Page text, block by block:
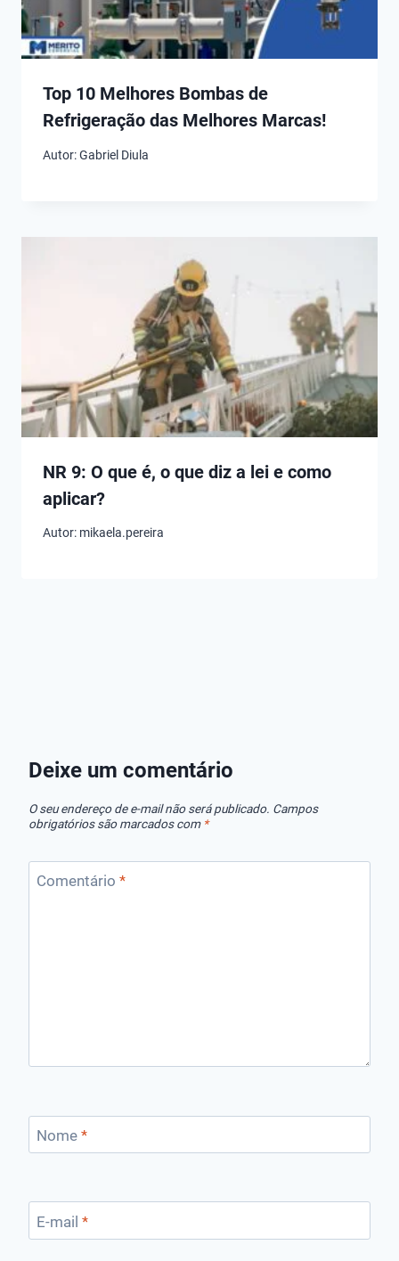
Top 10 Melhores Bombas de
Refrigeração das Melhores Marcas!
Autor:Gabriel Diula
NR 9: O que é, o que diz a lei e como
aplicar?
Autor: mikaela.pereira
Marcas!
Deixe um comentário
O seu endereço de e-mail não será publicado. Campos
obrigatórios são marcados com *
Comentário *
Nome *
E-mail *